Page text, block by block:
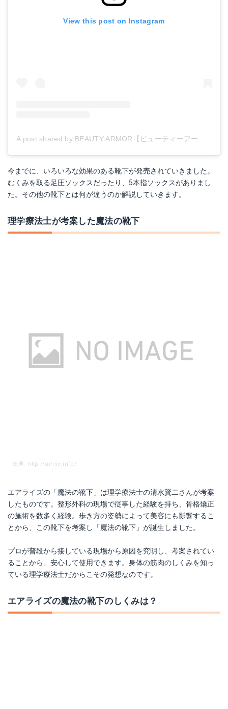
View this post on Instagram
今までに、いろいろな効果のある靴下が発売されていきました。
むくみを取る足圧ソックスだったり、5本指ソックスがありまし
た。その他の靴下とは何が違うのか解説していきます。
理学療法士が考案した魔法の靴下
出典: http://airise.info/
エアライズの「魔法の靴下」は理学療法士の清水賢二さんが考案
したものです。整形外科の現場で従事した経験を持ち、骨格矯正
の施術を数多く経験。歩き方の姿勢によって美容にも影響するこ
とから、この靴下を考案し「魔法の靴下」が誕生しました。
プロが普段から接している現場から原因を究明し、考案されてい
ることから、安心して使用できます。身体の筋肉のしくみを知っ
ている理学療法士だからこその発想なのです。
エアライズの魔法の靴下のしくみは？